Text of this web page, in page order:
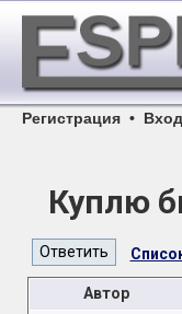
Регистрация • Вход
Куплю
Автор